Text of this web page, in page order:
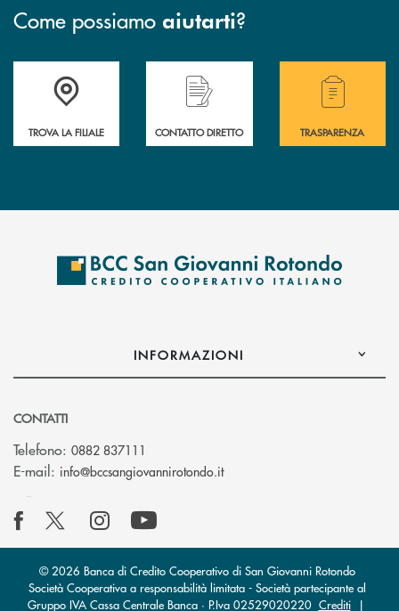
Come possiamo aiutarti?
Accedi all' elenco completo delle filiali della BCC San Giovanni
TROVA LA FILIALE
Hai bisogno di assistenza immediata?
CONTATTO DIRETTO
Hai bisogno di
TRASPARENZA
INFORMAZIONI
CONTATTI
Telefono: 0882 837111
E-mail: info@bccsangiovannirotondo.it(si apre l’app di posta
© 2026 Banca di Credito Cooperativo di San Giovanni Rotondo
Società Cooperativa a responsabilità limitata - Società partecipante al
Gruppo IVA Cassa Centrale Banca · P.Iva 02529020220 Crediti|